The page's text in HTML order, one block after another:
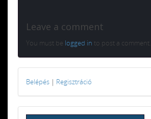
Leave a comment
You must be logged in to post a comment.
Belépés | Regisztráció